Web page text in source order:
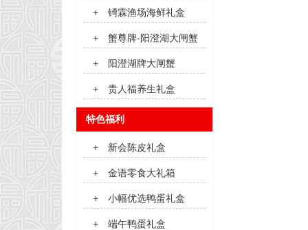
+ 锜霖渔场海鲜礼盒
+ 蟹尊牌-阳澄湖大闸蟹
+ 阳澄湖牌大闸蟹
+ 贵人福养生礼盒
特色福利
+ 新会陈皮礼盒
+ 金语零食大礼箱
+ 小幅优选鸭蛋礼盒
+ 端午鸭蛋礼盒